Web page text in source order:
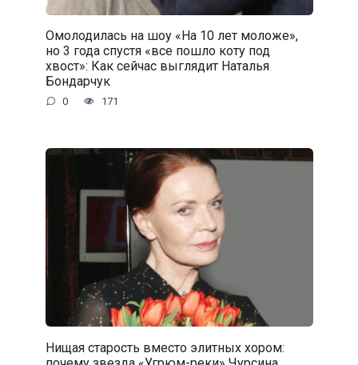
Омолодилась на шоу «На 10 лет моложе»,
но 3 года спустя «все пошло коту под
хвост»: Как сейчас выглядит Наталья
Бондарчук
0 171
Нищая старость вместо элитных хором: